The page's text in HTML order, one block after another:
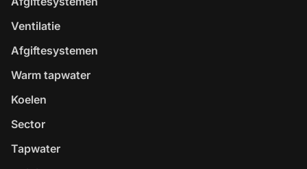
Ventilatie
Afgiftesystemen
Warm tapwater
Koelen
Sector
Tapwater